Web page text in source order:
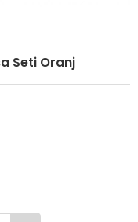
Seti Oranj